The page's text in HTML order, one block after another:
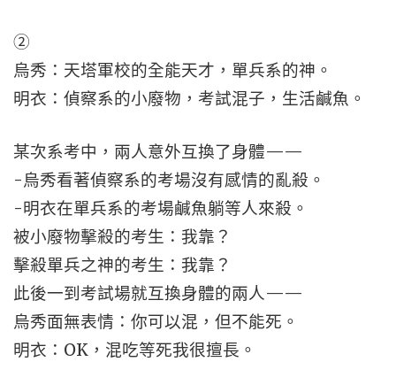
②
烏秀：天塔軍校的全能天才，單兵系的神。
明衣：偵察系的小廢物，考試混子，生活鹹魚。
某次系考中，兩人意外互換了身體——
-烏秀看著偵察系的考場沒有感情的亂殺。
-明衣在單兵系的考場鹹魚躺等人來殺。
被小廢物擊殺的考生：我靠？
擊殺單兵之神的考生：我靠？
此後一到考試場就互換身體的兩人——
烏秀面無表情：你可以混，但不能死。
明衣：OK，混吃等死我很擅長。